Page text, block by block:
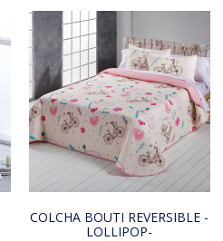
COLCHA BOUTI REVERSIBLE -
LOLLIPOP-